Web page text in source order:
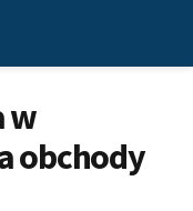
w
obchody